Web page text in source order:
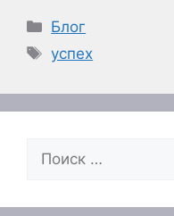
Рубрики
Блог
Метки
успех
Поиск: